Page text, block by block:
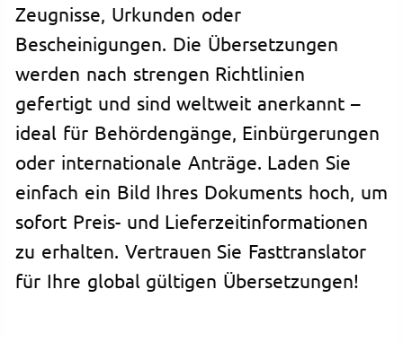
Zeugnisse, Urkunden oder
Bescheinigungen. Die Übersetzungen
werden nach strengen Richtlinien
gefertigt und sind weltweit anerkannt –
ideal für Behördengänge, Einbürgerungen
oder internationale Anträge. Laden Sie
einfach ein Bild Ihres Dokuments hoch, um
sofort Preis- und Lieferzeitinformationen
zu erhalten. Vertrauen Sie Fasttranslator
für Ihre global gültigen Übersetzungen!